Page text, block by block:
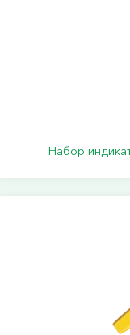
Набор